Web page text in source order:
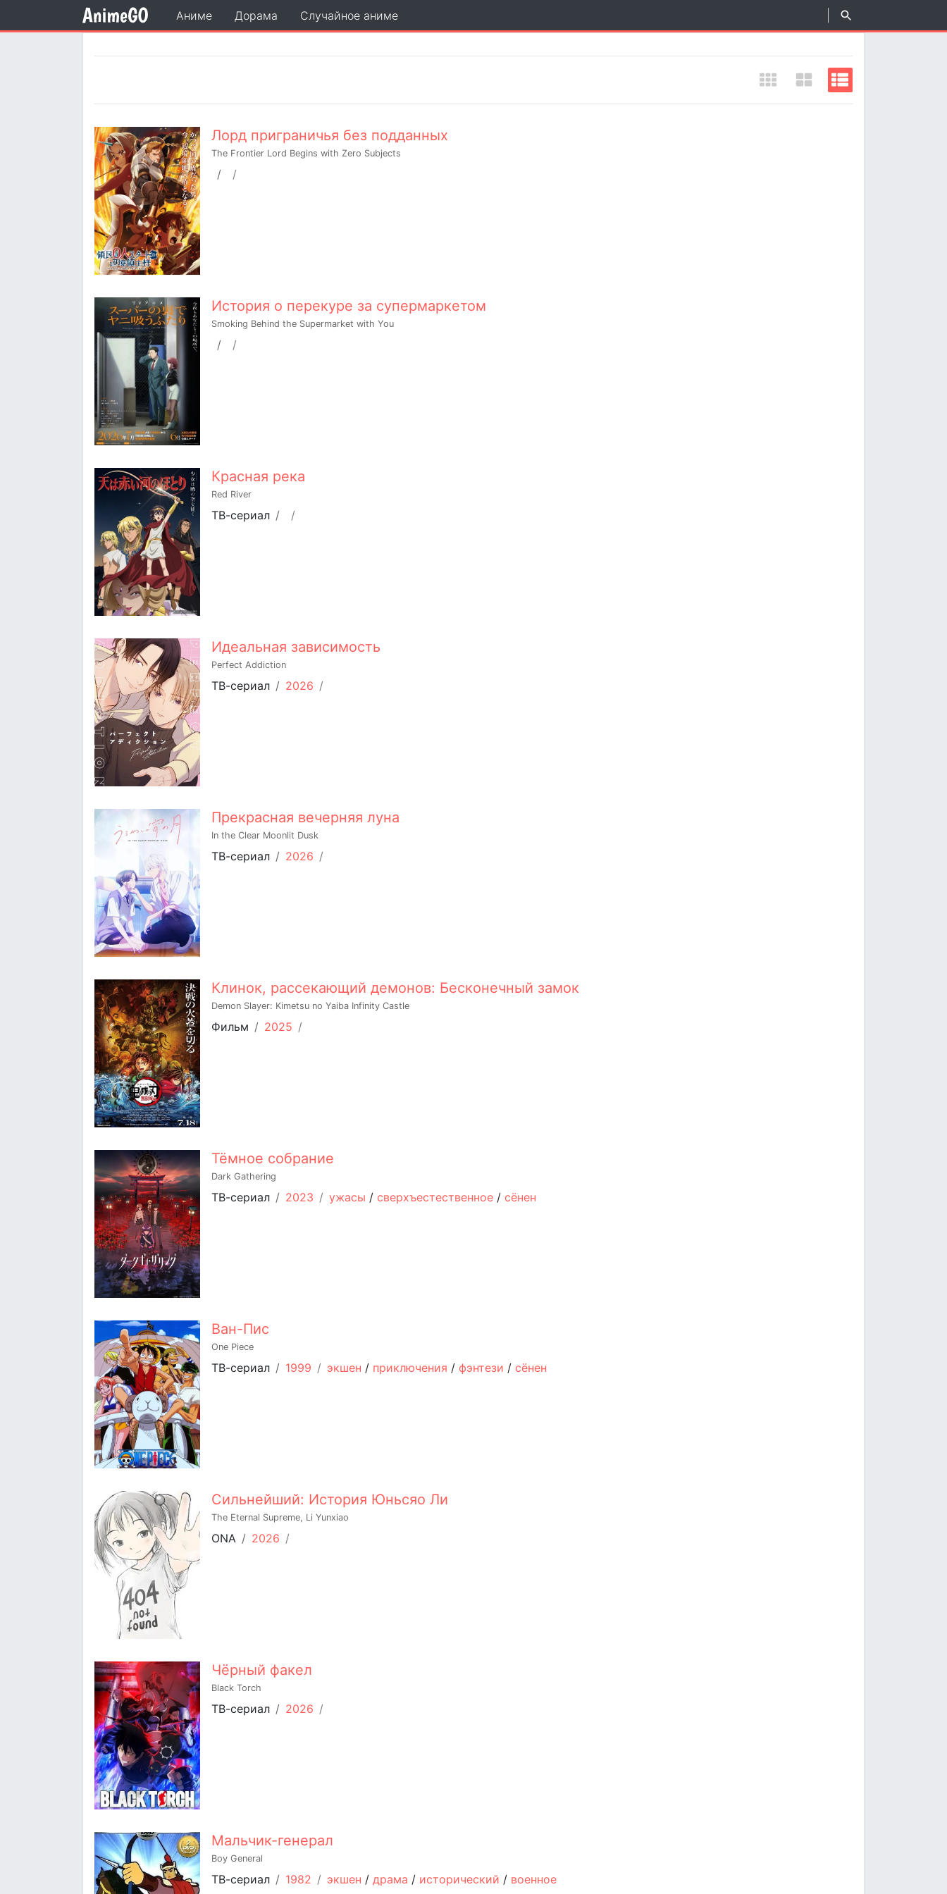
Аниме Дорама Случайное аниме
Лорд приграничья без подданных
The Frontier Lord Begins with Zero Subjects
/ /
История о перекуре за супермаркетом
Smoking Behind the Supermarket with You
/ /
Красная река
Red River
ТВ-сериал / /
Идеальная зависимость
Perfect Addiction
ТВ-сериал / 2026 /
Прекрасная вечерняя луна
In the Clear Moonlit Dusk
ТВ-сериал / 2026 /
Клинок, рассекающий демонов: Бесконечный замок
Demon Slayer: Kimetsu no Yaiba Infinity Castle
Фильм / 2025 /
Тёмное собрание
Dark Gathering
ТВ-сериал / 2023 / ужасы / сверхъестественное / сёнен
Ван-Пис
One Piece
ТВ-сериал / 1999 / экшен / приключения / фэнтези / сёнен
Сильнейший: История Юньсяо Ли
The Eternal Supreme, Li Yunxiao
ONA / 2026 /
Чёрный факел
Black Torch
ТВ-сериал / 2026 /
Мальчик-генерал
Boy General
ТВ-сериал / 1982 / экшен / драма / исторический / военное